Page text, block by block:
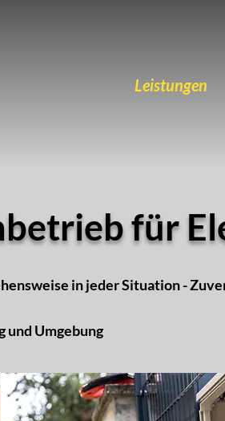
Leistungen
für
in jeder Situation -
und Umgebung